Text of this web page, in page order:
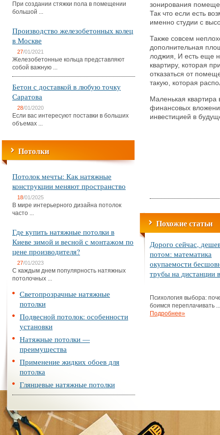
При создании стяжки пола в помещении
большой ...
Производство железобетонных колец
в Москве
27/01/2021
Железобетонные кольца представляют
собой важную ...
Бетон с доставкой в любую точку
Саратова
28/01/2020
Если вас интересуют поставки в больших
объемах ...
Потолки
Потолок мечты: Как натяжные
конструкции меняют пространство
18/01/2025
В мире интерьерного дизайна потолок
часто ...
Где купить натяжные потолки в
Киеве зимой и весной с монтажом по
цене производителя?
27/01/2023
С каждым днем популярность натяжных
потолочных ...
Светопрозрачные натяжные
потолки
Подвесной потолок: особенности
установки
Натяжные потолки —
преимущества
Применение жидких обоев для
потолка
Глянцевые натяжные потолки
зонирования
Так что если есть
именно студии с
Также совсем
дополнительная
лоджия, И есть еще
квартиру, которая
отказаться от
такую, которая
Маленькая квартира
финансовых
инвестицией в
Похожие статьи
Дорого сейчас,
потом: математика
окупаемости
трубы на дистанции
Психология выбора:
боимся переплачивать ...
Подробнее»